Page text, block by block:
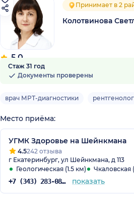
5.0
2 отзыва
Принимает в 2
Колотвинова
Стаж 31 год
Документы проверены
врач МРТ-диагностики рентгенолог
Место приёма:
УГМК Здоровье на Шейнкмана
4.5242 отзыва
г Екатеринбург, ул Шейнкмана, д 113
Геологическая (1.5 км)
Чкаловская
+7 (343) 283-08-08 показать